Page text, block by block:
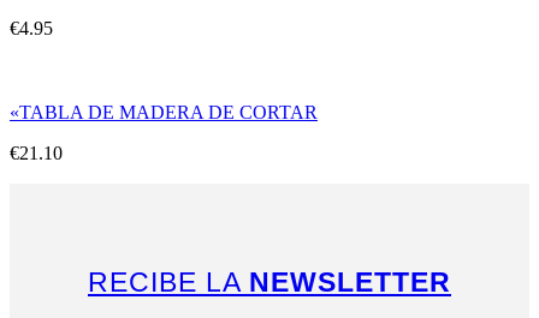
€4.95
«TABLA DE MADERA DE CORTAR
€21.10
RECIBE LA NEWSLETTER